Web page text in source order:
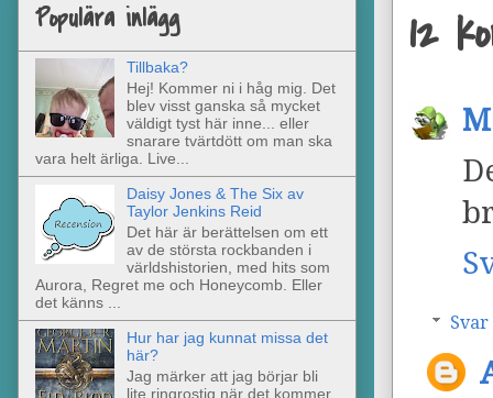
12
Svar
Populära inlägg
Tillbaka?
Hej! Kommer ni i håg mig. Det
blev visst ganska så mycket
väldigt tyst här inne... eller
snarare tvärtdött om man ska
vara helt ärliga. Live...
Daisy Jones & The Six av
Taylor Jenkins Reid
Det här är berättelsen om ett
av de största rockbanden i
världshistorien, med hits som
Aurora, Regret me och Honeycomb. Eller
det känns ...
Hur har jag kunnat missa det
här?
Jag märker att jag börjar bli
lite ringrostig när det kommer